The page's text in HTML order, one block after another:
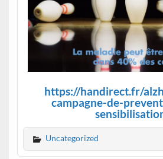
https://handirect.fr/
campagne-de-
Uncategorized